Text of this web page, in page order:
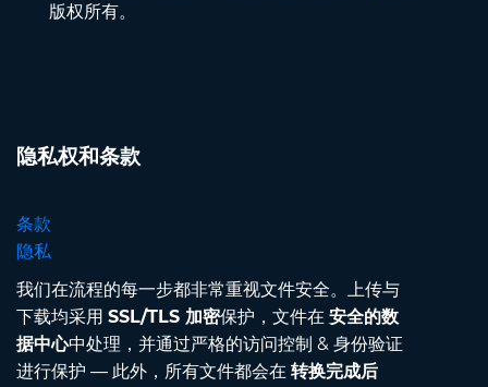
版权所有。
隐私权和条款
条款
隐私
我们在流程的每一步都非常重视文件安全。上传与
下载均采用 SSL/TLS 加密保护，文件在 安全的数
据中心中处理，并通过严格的访问控制 & 身份验证
进行保护 — 此外，所有文件都会在 转换完成后